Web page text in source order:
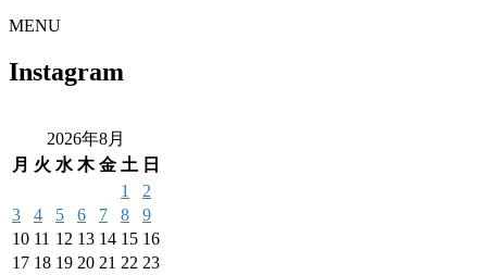
MENU
Instagram
2026年8月
月 火 水 木 金 土 日
1
2
3
4 5 6 7 8
9
10 11 12 13 14 15 16
17 18 19 20 21 22 23